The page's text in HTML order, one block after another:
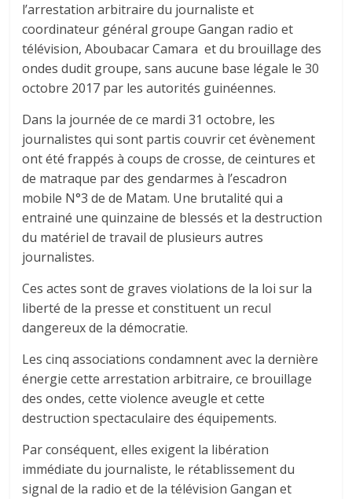
l’arrestation arbitraire du journaliste et
coordinateur général groupe Gangan radio et
télévision, Aboubacar Camara et du brouillage des
ondes dudit groupe, sans aucune base légale le 30
octobre 2017 par les autorités guinéennes.
Dans la journée de ce mardi 31 octobre, les
journalistes qui sont partis couvrir cet évènement
ont été frappés à coups de crosse, de ceintures et
de matraque par des gendarmes à l’escadron
mobile N°3 de de Matam. Une brutalité qui a
entrainé une quinzaine de blessés et la destruction
du matériel de travail de plusieurs autres
journalistes.
Ces actes sont de graves violations de la loi sur la
liberté de la presse et constituent un recul
dangereux de la démocratie.
Les cinq associations condamnent avec la dernière
énergie cette arrestation arbitraire, ce brouillage
des ondes, cette violence aveugle et cette
destruction spectaculaire des équipements.
Par conséquent, elles exigent la libération
immédiate du journaliste, le rétablissement du
signal de la radio et de la télévision Gangan et